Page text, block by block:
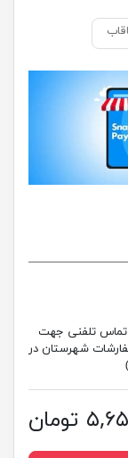
از تماس تلفنی جهت
شهرستان در
تومان